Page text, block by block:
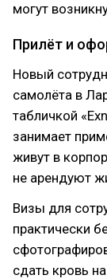
могут
Прилёт и
Новый
самолёта в
табличкой
занимает
живут в
не арендуют
Визы для
практически
сдать кровь